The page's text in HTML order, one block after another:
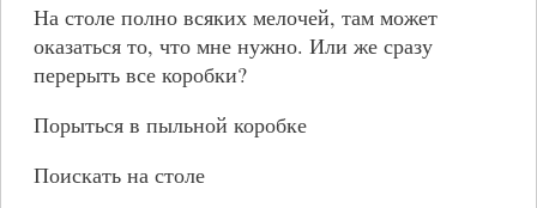
На столе полно всяких мелочей, там может
оказаться то, что мне нужно. Или же сразу
перерыть все коробки?
Порыться в пыльной коробке
Поискать на столе